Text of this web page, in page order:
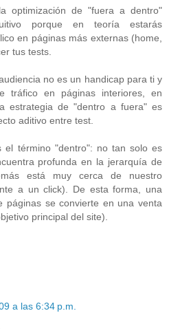
optimización de "fuera a dentro"
porque en teoría estarás
en páginas más externas (home,
tus tests.
no es un handicap para ti y
tráfico en páginas interiores, en
estrategia de "dentro a fuera" es
aditivo entre test.
el término "dentro": no tan solo es
profunda en la jerarquía de
está muy cerca de nuestro
a un click). De esta forma, una
páginas se convierte en una venta
principal del site).
a las 6:34 p.m.